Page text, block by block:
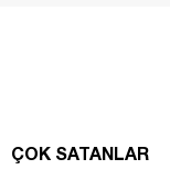
ÇOK SATANLAR